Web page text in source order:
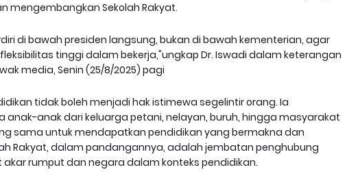
mengembangkan Sekolah Rakyat.
di bawah presiden langsung, bukan di bawah kementerian, agar
tinggi dalam bekerja,"ungkap Dr. Iswadi dalam keterangan
media, Senin (25/8/2025) pagi
tidak boleh menjadi hak istimewa segelintir orang. Ia
anak-anak dari keluarga petani, nelayan, buruh, hingga masyarakat
sama untuk mendapatkan pendidikan yang bermakna dan
Rakyat, dalam pandangannya, adalah jembatan penghubung
rumput dan negara dalam konteks pendidikan.